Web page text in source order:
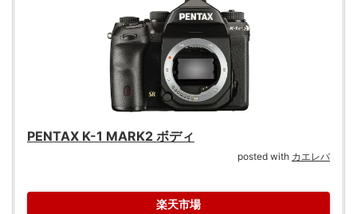
PENTAX K-1 MARK2 ボディ
posted with カエレバ
楽天市場